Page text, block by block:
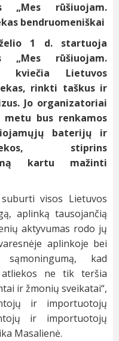
„Mes rūšiuojam.
bendruomeniškai
1 d. startuoja
„Mes rūšiuojam.
kviečia Lietuvos
rinkti taškus ir
Jo organizatoriai
bus renkamos
baterijų ir
stiprins
kartu mažinti
visos Lietuvos
aplinką tausojančią
aktyvumas rodo jų
aplinkoje bei
kad
atliekos ne tik teršia
ir žmonių sveikatai“,
ir importuotojų
ir importuotojų
Masalienė.